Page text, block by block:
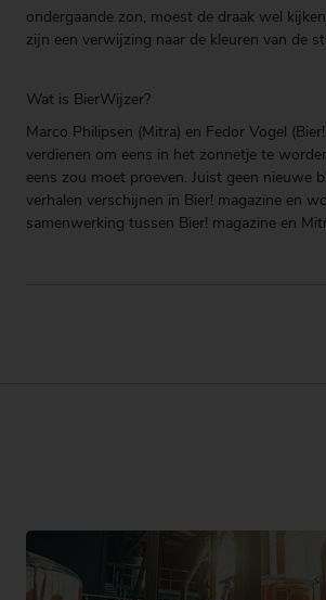
ondergaande zon, moest de draak wel
zijn een verwijzing naar de kleuren van de
Wat is BierWijzer?
Marco Philipsen (Mitra) en Fedor Vogel
verdienen om eens in het zonnetje te
eens zou moet proeven. Juist geen nieuwe
verhalen verschijnen in Bier! magazine en
samenwerking tussen Bier! magazine en